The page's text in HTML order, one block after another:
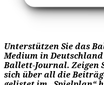
Unterstützen Sie das
Medium in
Ballett-Journal. Zeigen
sich über all die